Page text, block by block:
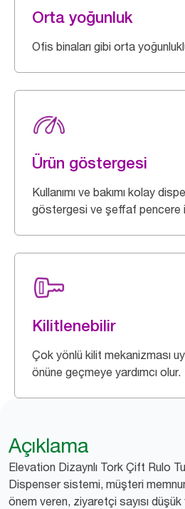
Orta yoğunluk
Ofis binaları gibi orta
Ürün göstergesi
Kullanımı ve bakımı kolay
göstergesi ve şeffaf pencere
Kilitlenebilir
Çok yönlü kilit mekanizması
önüne geçmeye yardımcı olur.
Açıklama
Elevation Dizaynlı Tork Çift Rulo
Dispenser sistemi, müşteri
önem veren, ziyaretçi sayısı